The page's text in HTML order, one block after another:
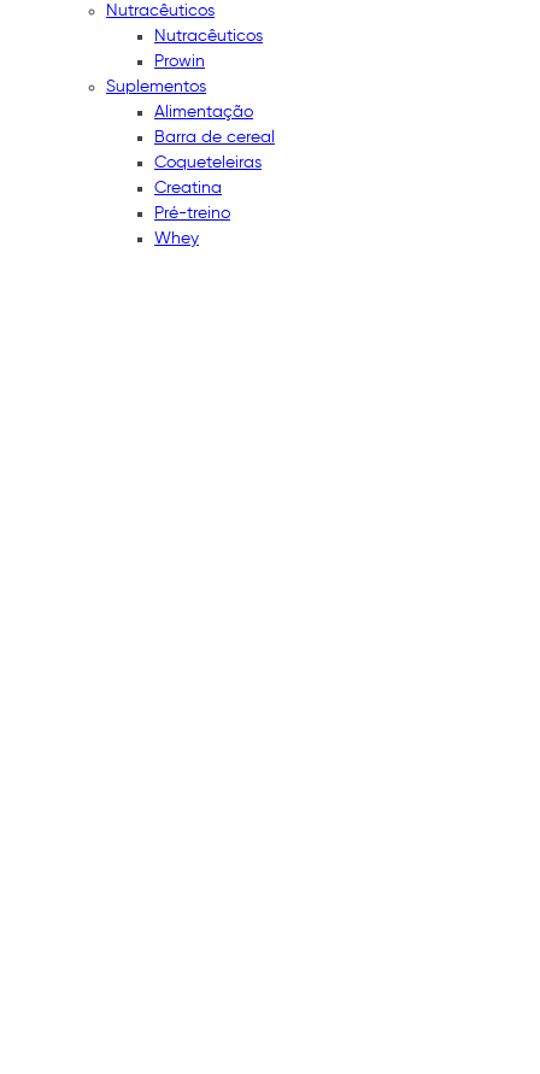
Nutracêuticos
Nutracêuticos
Prowin
Suplementos
Alimentação
Barra de cereal
Coqueteleiras
Creatina
Pré-treino
Whey